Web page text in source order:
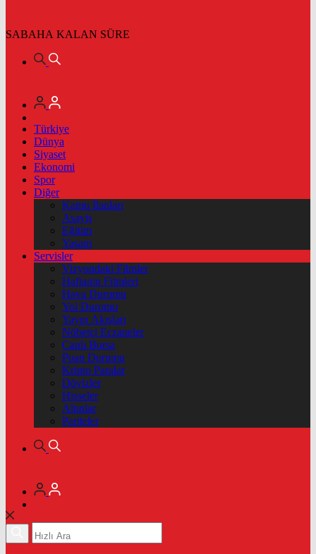
SABAHA KALAN SÜRE
Türkiye
Dünya
Siyaset
Ekonomi
Spor
Diğer
Kamu İlanları
Asayiş
Eğitim
Yaşam
Servisler
Vizyondaki Filmler
Haftanin Filmleri
Hava Durumu
Yol Durumu
Yayın Akışları
Nöbetçi Eczaneler
Canlı Borsa
Puan Durumu
Kripto Paralar
Dövizler
Hisseler
Altınlar
Pariteler